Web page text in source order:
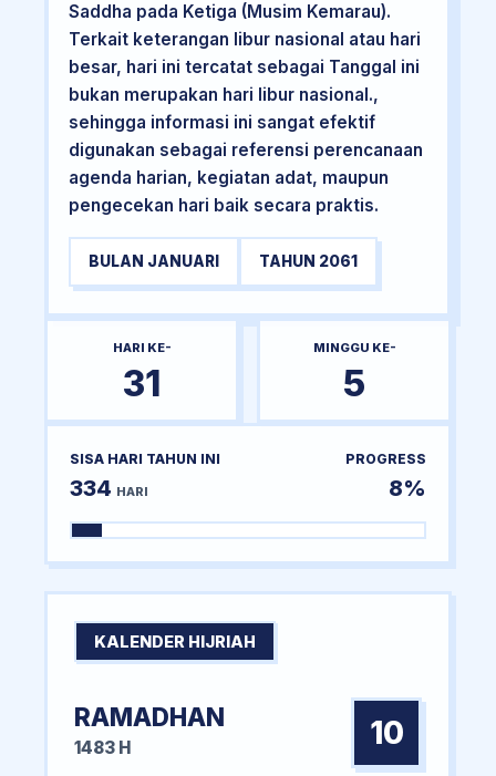
Saddha pada Ketiga (Musim Kemarau).
Terkait keterangan libur nasional atau hari
besar, hari ini tercatat sebagai Tanggal ini
bukan merupakan hari libur nasional.,
sehingga informasi ini sangat efektif
digunakan sebagai referensi perencanaan
agenda harian, kegiatan adat, maupun
pengecekan hari baik secara praktis.
BULAN JANUARI TAHUN 2061
HARI KE-
31
MINGGU KE-
5
SISA HARI TAHUN INI
334 HARI
PROGRESS
8%
KALENDER HIJRIAH
RAMADHAN
1483 H 10